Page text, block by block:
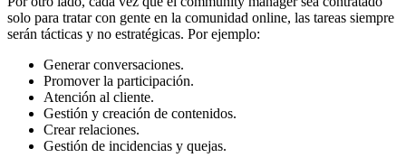
solo para tratar con gente en la comunidad online, las tareas siempre
serán tácticas y no estratégicas. Por ejemplo:
Generar conversaciones.
Promover la participación.
Atención al cliente.
Gestión y creación de contenidos.
Crear relaciones.
Gestión de incidencias y quejas.